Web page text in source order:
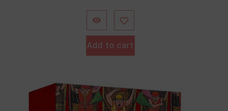
 
Add to cart